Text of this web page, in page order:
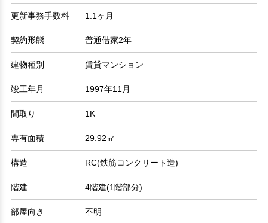
更新事務手数料 1.1ヶ月
契約形態 普通借家2年
建物種別 賃貸マンション
竣工年月 1997年11月
間取り 1K
専有面積 29.92㎡
構造 RC(鉄筋コンクリート造)
階建 4階建(1階部分)
部屋向き 不明